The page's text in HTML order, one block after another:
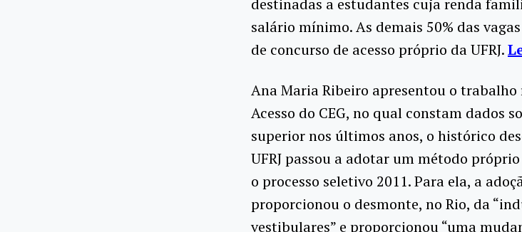
salário mínimo. As demais 50% das
de concurso de acesso próprio da UFRJ.
Ana Maria Ribeiro apresentou o trabalho
Acesso do CEG, no qual constam dados
superior nos últimos anos, o histórico
UFRJ passou a adotar um método
o processo seletivo 2011. Para ela, a
proporcionou o desmonte, no Rio, da
vestibulares” e proporcionou “uma